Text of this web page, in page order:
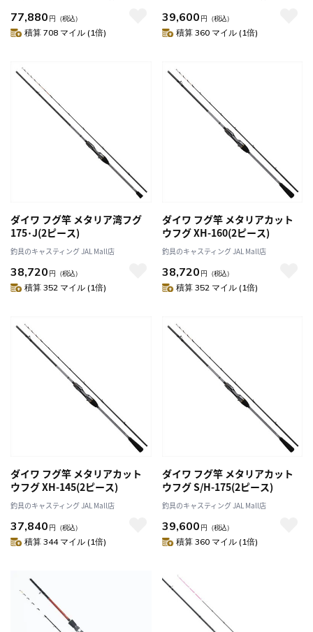
77,880 円 （税込）
積算 708 マイル (1倍)
39,600 円 （税込）
積算 360 マイル (1倍)
ダイワ フグ竿 メタリア湾フグ
175･J(2ピース)
釣具のキャスティング JAL Mall店
38,720 円 （税込）
積算 352 マイル (1倍)
ダイワ フグ竿 メタリアカット
ウフグ XH-160(2ピース)
釣具のキャスティング JAL Mall店
38,720 円 （税込）
積算 352 マイル (1倍)
ダイワ フグ竿 メタリアカット
ウフグ XH-145(2ピース)
釣具のキャスティング JAL Mall店
37,840 円 （税込）
積算 344 マイル (1倍)
ダイワ フグ竿 メタリアカット
ウフグ S/H-175(2ピース)
釣具のキャスティング JAL Mall店
39,600 円 （税込）
積算 360 マイル (1倍)